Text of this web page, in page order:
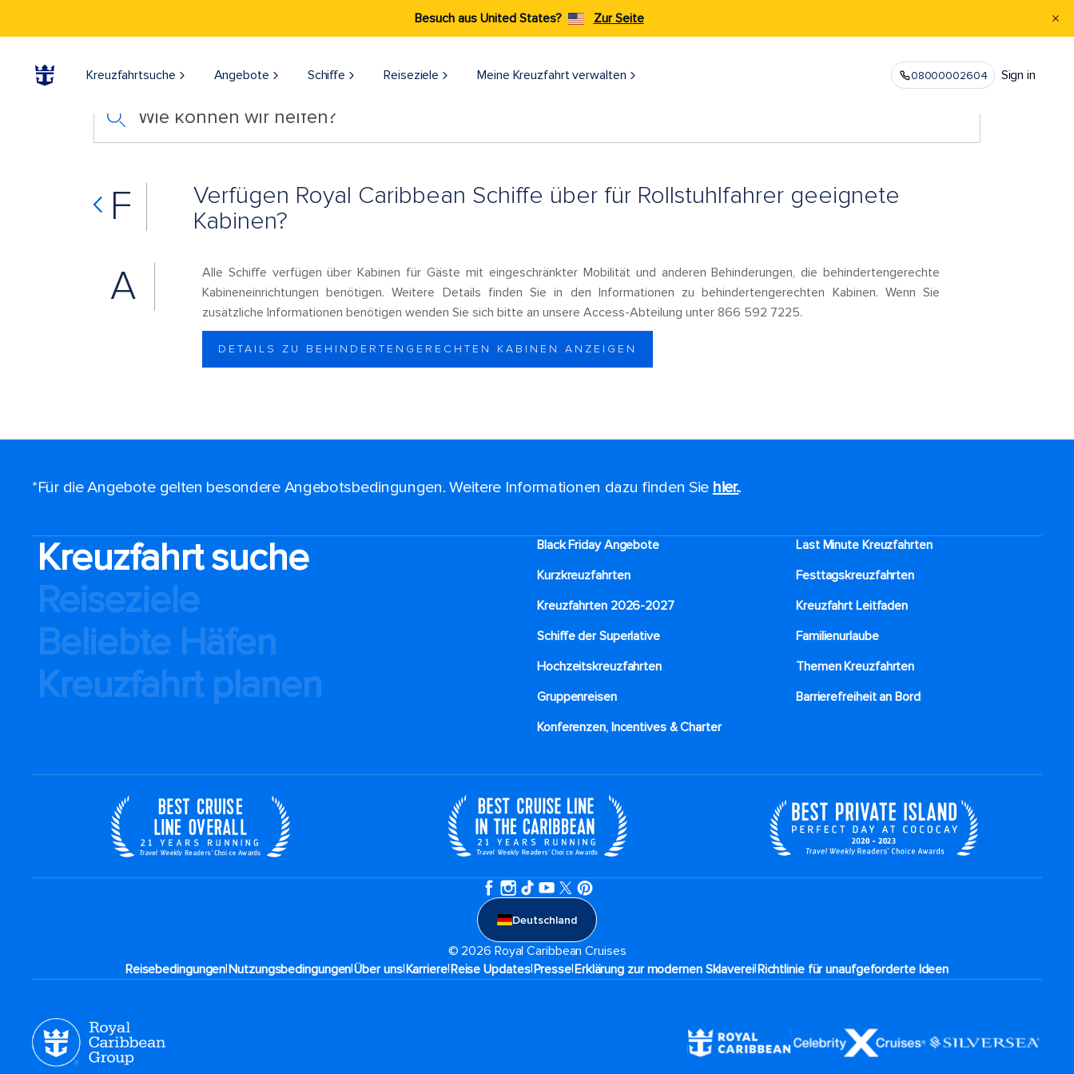
Besuch aus United States? Zur Seite
Kreuzfahrtsuche Angebote Schiffe Reiseziele​ Meine Kreuzfahrt verwalten 08000002604 Sign in
Wie können wir helfen?
F
Verfügen Royal Caribbean Schiffe über für Rollstuhlfahrer geeignete
Kabinen?
A
Alle Schiffe verfügen über Kabinen für Gäste mit eingeschränkter Mobilität und anderen Behinderungen, die behindertengerechte
Kabineneinrichtungen benötigen. Weitere Details finden Sie in den Informationen zu behindertengerechten Kabinen. Wenn Sie
zusätzliche Informationen benötigen wenden Sie sich bitte an unsere Access-Abteilung unter 866 592 7225.
DETAILS ZU BEHINDERTENGERECHTEN KABINEN ANZEIGEN
*Für die Angebote gelten besondere Angebotsbedingungen. Weitere Informationen dazu finden Sie hier..
Kreuzfahrt suche
Reiseziele
Beliebte Häfen
Kreuzfahrt planen
Black Friday Angebote
Last Minute Kreuzfahrten
Kurzkreuzfahrten​
Festtagskreuzfahrten​
Kreuzfahrten 2026-2027
Kreuzfahrt Leitfaden
Schiffe der Superlative
Familienurlaube​
Hochzeitskreuzfahrten
Themen Kreuzfahrten
Gruppenreisen
Barrierefreiheit an Bord​
Konferenzen, Incentives & Charter
Deutschland
© 2026 Royal Caribbean Cruises
Reisebedingungen|Nutzungsbedingungen|Über uns|Karriere​|Reise Updates​|Presse|Erklärung zur modernen Sklaverei|Richtlinie für unaufgeforderte Ideen